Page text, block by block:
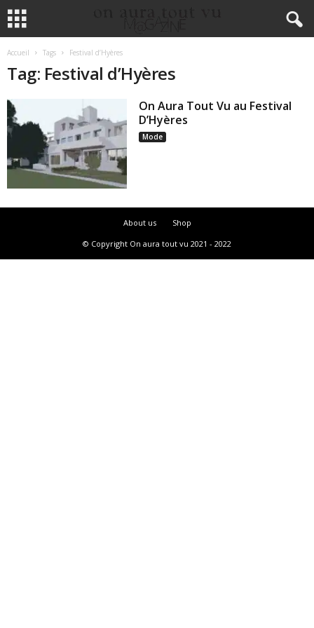
Accueil Tags Festival d’Hyères
Tag: Festival d’Hyères
On Aura Tout Vu au Festival
D’Hyères
Mode
About us
Shop
© Copyright On aura tout vu 2021 - 2022